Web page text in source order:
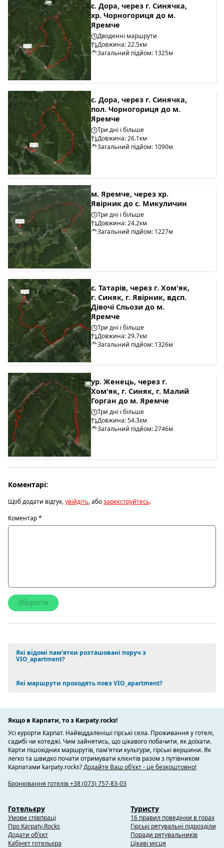
с. Дора, через г. Синячка,
хр. Чорногориця до м.
Яремче
Дводенні маршрути
Довжина: 22.5км
Загальний підйом: 1325м
с. Дора, через г. Синячка,
пол. Чорногориця до м.
Яремче
Три дні і більше
Довжина: 26.1км
Загальний підйом: 1090м
м. Яремче, через хр.
Явірник до с. Микуличин
Три дні і більше
Довжина: 24.2км
Загальний підйом: 1227м
с. Татарів, через г. Хом'як,
г. Синяк, г. Явірник, вдсп.
Дівочі Сльози до м.
Яремче
Три дні і більше
Довжина: 29.7км
Загальний підйом: 1326м
ур. Женець, через г.
Хом'як, г. Синяк, г. Малий
Горган до м. Яремче
Три дні і більше
Довжина: 54.3км
Загальний підйом: 2746м
Коментарі:
Щоб додати відгук,увійдіть, абозареєструйтесь.
Коментар*
Які відомі пам'ятки розташовані поруч з
VIO_apartment?
Які маршрути проходять повз VIO_apartment?
Якщо в Карпати, то з Karpaty.rocks!
Усі курорти Карпат. Найвіддаленіші гірські села. Проживання у готелі,
садибі чи котеджі. Чим зайнятись, що цікавого побачити, як доїхати.
Карти пішохідних маршрутів, пам'ятки культури, гірські вершини. Як
легко та швидко почати отримувати клієнтів разом з путівником
Карпатами karpaty.rocks?Додайте Ваш об'єкт - це безкоштовно!
Бронювання готелів +38 (073) 757-83-03
Готельєру
Умови співпраці
Про Karpaty.Rocks
Додати об'єкт
Кабінет готельєра
Туристу
16 правил поведінки в горах
Гірські рятувальні підрозділи
Поради рятувальників
Цікаві місця